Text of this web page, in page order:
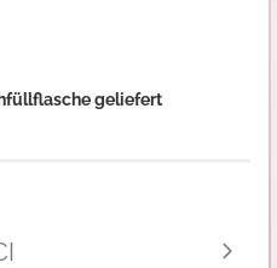
geliefert